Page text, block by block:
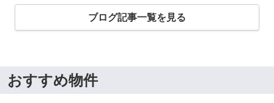
ブログ記事一覧を見る
おすすめ物件